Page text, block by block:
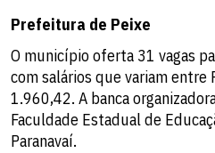
Prefeitura de Peixe
O município oferta 31 vagas
com salários que variam entre
1.960,42. A banca
Faculdade Estadual de
Paranavaí.